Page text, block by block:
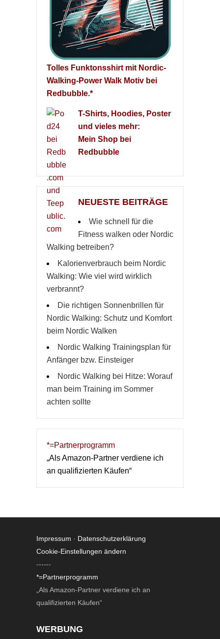
Tolles Funktonsshirt mit Nordic-
Walking-Power Walk Motiv bei
Redbubble.*
T-Shirts, Hoodies, Poster
und vieles mehr:
Mein Shop bei
Redbubble
NEUESTE BEITRÄGE
Wie schnell für die
Fitness walken oder Nordic
Walking betreiben?
Kalorienverbrauch beim Nordic
Walking: Wie viel wird wirklich
verbrannt?
Die richtigen Sonnenbrillen für
Nordic Walking: Schutz und Komfort
beim Nordic Walken
Nordic Walking Trainingsplan für
Anfänger bzw. Einsteiger
Nordic Walking bei Hitze: Worauf
man beim Training im Sommer
achten sollte
*=Partnerprogramm
„Als Amazon-Partner verdiene ich
an qualifizierten Käufen“
Impressum · Datenschutzerklärung
Cookie-Einstellungen ändern
------
*=Partnerprogramm
„Als Amazon-Partner verdiene ich an
qualifizierten Käufen“
WERBUNG